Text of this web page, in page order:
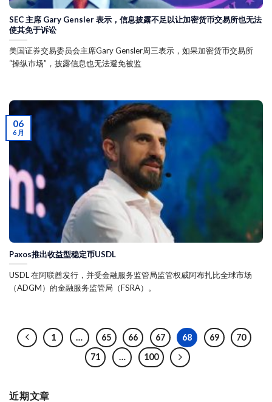
近期文章
SEC 主席 Gary Gensler 表示，信息披露不足以让加密货币交易所也无法
使其免于诉讼
美国证券交易委员会主席Gary Gensler周三表示，如果加密货币交易所
“操纵市场”，披露信息也无法避免被监
Paxos推出收益型稳定币USDL
USDL 在阿联酋发行，并受金融服务监管局监管权威阿布扎比全球市场
（ADGM）的金融服务监管局（FSRA）。
06
6 月
1 … 65 66 67 68 69
70
71
… 100